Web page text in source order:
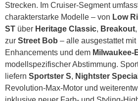
Strecken. Im Cruiser-Segment
charakterstarke Modelle – von Low
ST über Heritage Classic, Breakout,
zur Street Bob – alle ausgestattet
Enhancements und dem Milwaukee-
modellspezifischer Abstimmung.
liefern Sportster S, Nightster Special
Revolution-Max-Motor und